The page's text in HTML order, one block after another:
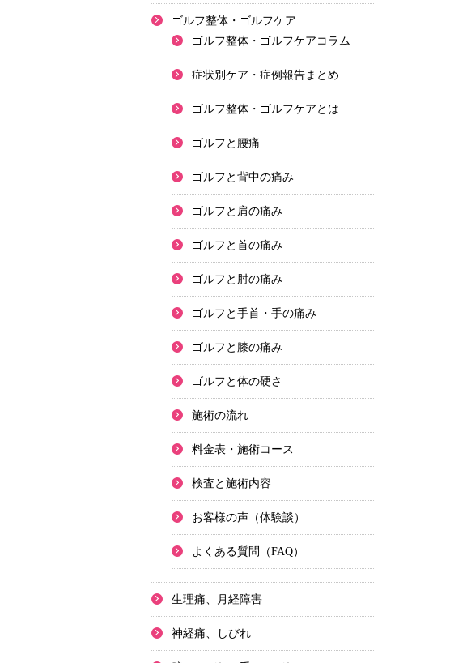
ゴルフ整体・ゴルフケア
ゴルフ整体・ゴルフケアコラム
症状別ケア・症例報告まとめ
ゴルフ整体・ゴルフケアとは
ゴルフと腰痛
ゴルフと背中の痛み
ゴルフと肩の痛み
ゴルフと首の痛み
ゴルフと肘の痛み
ゴルフと手首・手の痛み
ゴルフと膝の痛み
ゴルフと体の硬さ
施術の流れ
料金表・施術コース
検査と施術内容
お客様の声（体験談）
よくある質問（FAQ）
生理痛、月経障害
神経痛、しびれ